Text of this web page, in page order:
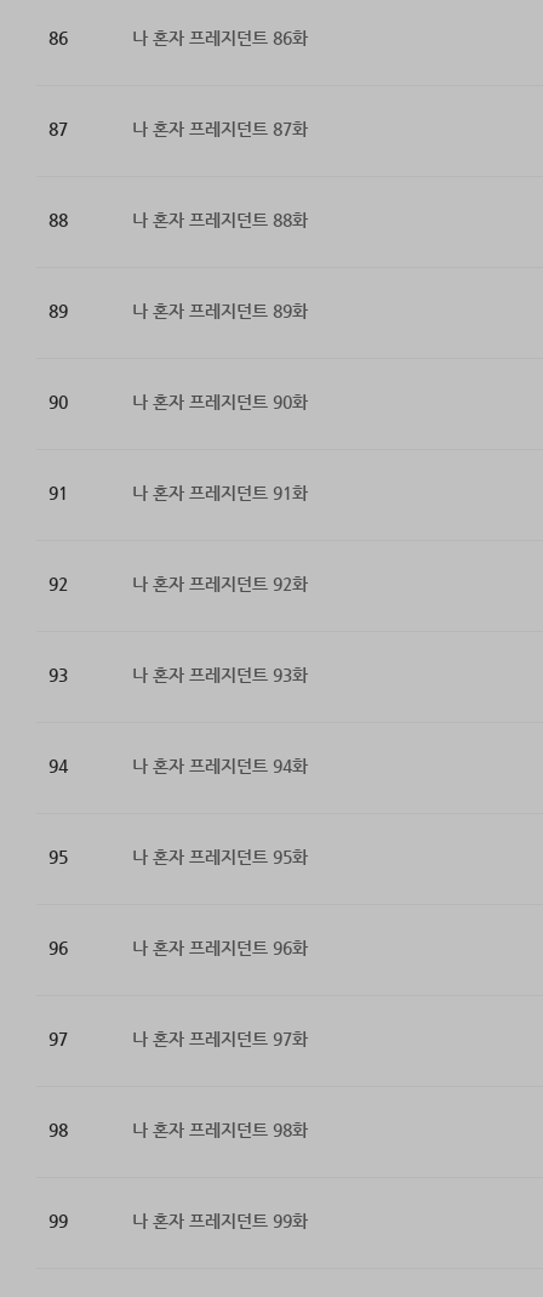
86 나 혼자 프레지던트 86화
87 나 혼자 프레지던트 87화
88 나 혼자 프레지던트 88화
89 나 혼자 프레지던트 89화
90 나 혼자 프레지던트 90화
91 나 혼자 프레지던트 91화
92 나 혼자 프레지던트 92화
93 나 혼자 프레지던트 93화
94 나 혼자 프레지던트 94화
95 나 혼자 프레지던트 95화
96 나 혼자 프레지던트 96화
97 나 혼자 프레지던트 97화
98 나 혼자 프레지던트 98화
99 나 혼자 프레지던트 99화